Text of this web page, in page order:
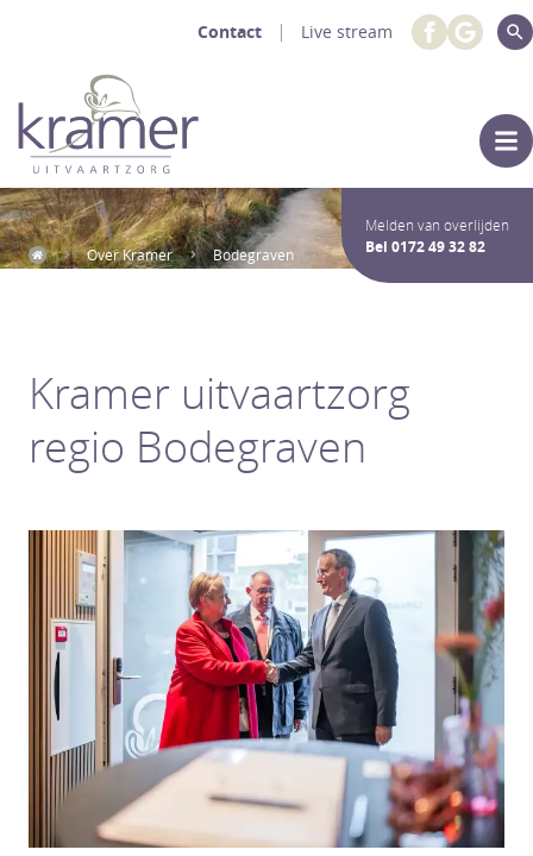
Contact Live stream
Melden van overlijden
Bel 0172 49 32 82
Over Kramer Bodegraven
Kramer uitvaartzorg
regio Bodegraven